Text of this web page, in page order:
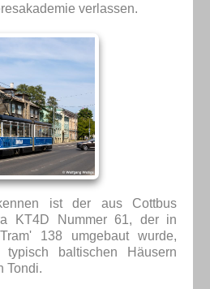
verlassen.
ist der aus Cottbus
KT4D Nummer 61, der in
138 umgebaut wurde,
typisch baltischen Häusern
Tondi.